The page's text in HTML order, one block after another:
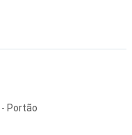
- Portão